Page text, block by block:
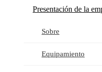
Presentación de la
Sobre
Equipamiento